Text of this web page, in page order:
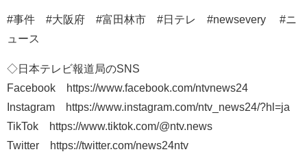
#事件 #大阪府 #富田林市 #日テレ #newsevery #ニ
ュース
◇日本テレビ報道局のSNS
Facebook https://www.facebook.com/ntvnews24
Instagram https://www.instagram.com/ntv_news24/?hl=ja
TikTok https://www.tiktok.com/@ntv.news
Twitter https://twitter.com/news24ntv